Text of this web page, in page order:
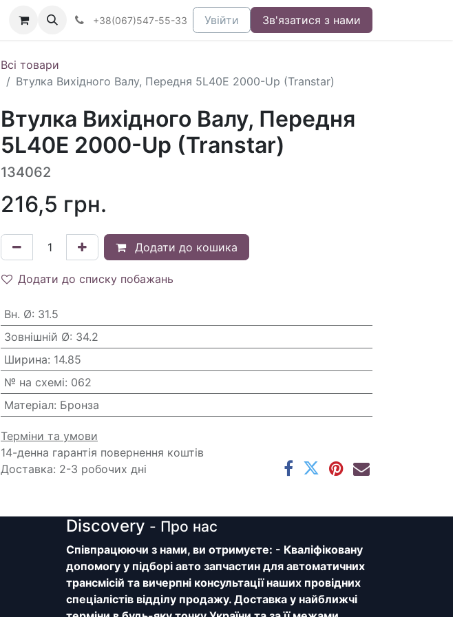
+38(067)547-55-33 Увійти Зв'язатися з нами
Всі товари
Втулка Вихідного Валу, Передня 5L40E 2000-Up (Transtar)
Втулка Вихідного Валу, Передня
5L40E 2000-Up (Transtar)
134062
216,5 грн.
Додати до кошика
Додати до списку побажань
Вн. Ø: 31.5
Зовнішній Ø: 34.2
Ширина: 14.85
№ на схемі: 062
Матеріал: Бронза
Терміни та умови
14-денна гарантія повернення коштів
Доставка: 2-3 робочих дні
Discovery - Про нас
Співпрацюючи з нами, ви отримуєте: - Кваліфіковану
допомогу у підборі авто запчастин для автоматичних
трансмісій та вичерпні консультації наших провідних
спеціалістів відділу продажу. Доставка у найближчі